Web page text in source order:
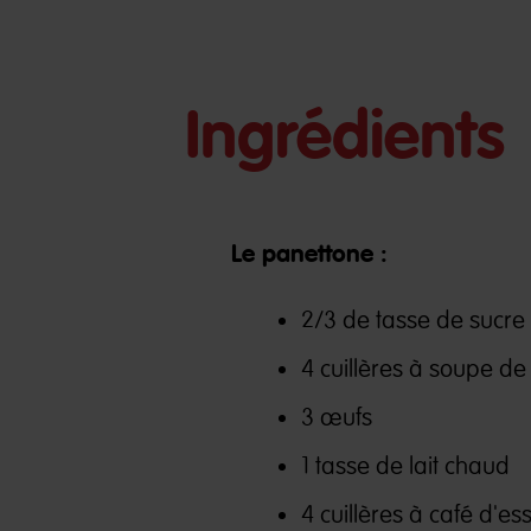
Ingrédients
Le panettone :
2/3 de tasse de sucre
4 cuillères à soupe
3 œufs
1 tasse de lait chaud
4 cuillères à café